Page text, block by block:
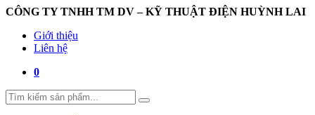
CÔNG TY TNHH TM DV – KỸ THUẬT ĐIỆN HUỲNH LAI
Giới thiệu
Liên hệ
0